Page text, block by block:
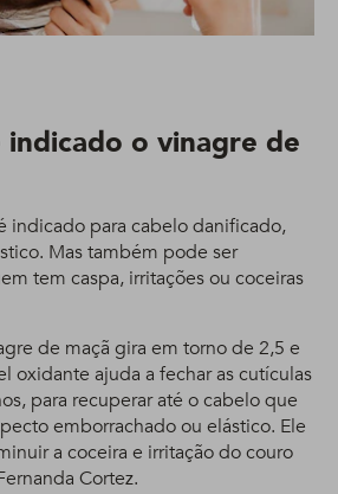
indicado o vinagre de
indicado para cabelo danificado,
Mas também pode ser
tem caspa, irritações ou coceiras
de maçã gira em torno de 2,5 e
oxidante ajuda a fechar as cutículas
para recuperar até o cabelo que
emborrachado ou elástico. Ele
a coceira e irritação do couro
Cortez.